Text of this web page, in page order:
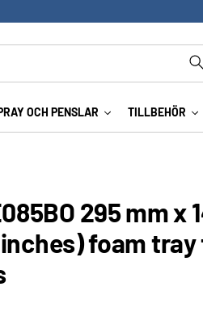
OCH PENSLAR TILLBEHÖR
295 mm x
foam